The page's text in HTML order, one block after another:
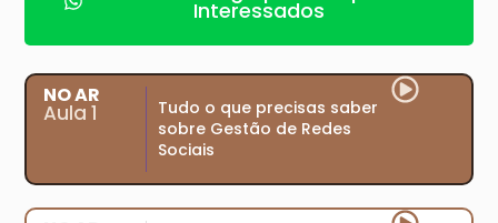
NO AR
Aula 1
Tudo o que precisas saber
sobre Gestão de Redes
Sociais
Interessados